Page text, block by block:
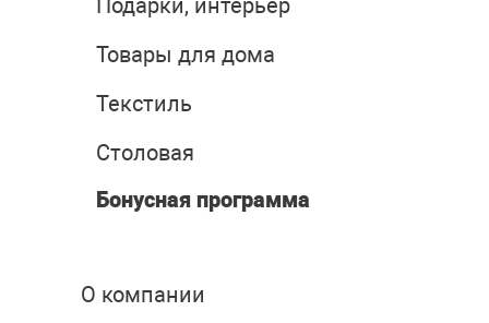
Подарки, интерьер
Товары для дома
Текстиль
Столовая
Бонусная программа
О компании